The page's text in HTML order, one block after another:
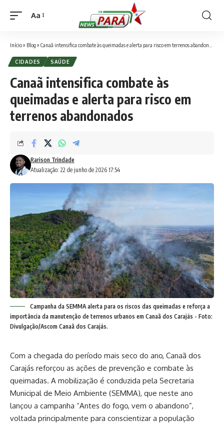
Font
Aa
Início» Blog » Canaã intensifica combate às queimadas e alerta para risco em terrenos abandonados
CIDADES SAÚDE
Canaã intensifica combate às
queimadas e alerta para risco em
terrenos abandonados
Atualização: 22 de junho de 2026 17:54
Rarison Trindade
Campanha da SEMMA alerta para os riscos das queimadas e reforça a
importância da manutenção de terrenos urbanos em Canaã dos Carajás - Foto:
Divulgação/Ascom Canaã dos Carajás.
Com a chegada do período mais seco do ano, Canaã dos
Carajás reforçou as ações de prevenção e combate às
queimadas. A mobilização é conduzida pela Secretaria
Municipal de Meio Ambiente (SEMMA), que neste ano
lançou a campanha “Antes do fogo, vem o abandono”,
voltada principalmente para conscientizar a população